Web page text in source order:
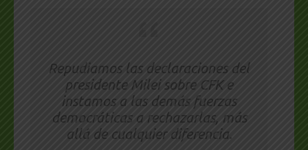
Repudiamos las declaraciones del
presidente Milei sobre CFK e
instamos a las demás fuerzas
democráticas a rechazarlas, más
allá de cualquier diferencia.